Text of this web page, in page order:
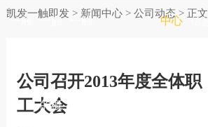
一触 一触
的概
一触 中心 信息
凯发一触即发> 新闻中心> 公司动态> 正文
公司召开2013年度全体职
工大会